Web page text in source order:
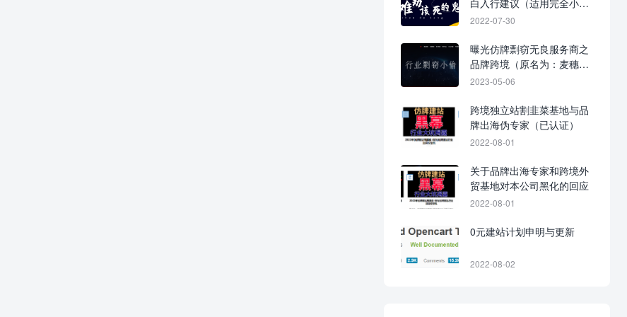
白入行建议（适用完全小
白）！
2022-07-30
曝光仿牌剽窃无良服务商之
品牌跨境（原名为：麦穗跨
境）
2023-05-06
跨境独立站割韭菜基地与品
牌出海伪专家（已认证）
2022-08-01
关于品牌出海专家和跨境外
贸基地对本公司黑化的回应
2022-08-01
0元建站计划申明与更新
2022-08-02